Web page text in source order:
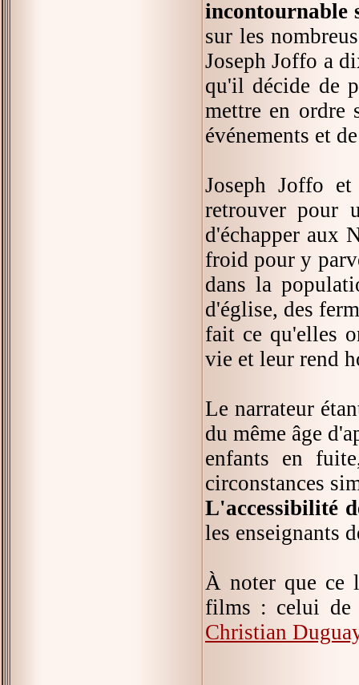
incontournable
sur les
Joseph Joffo a
qu'il décide de
mettre en ordre
événements et
Joseph Joffo
retrouver pour
d'échapper aux
froid pour y
dans la
d'église, des
fait ce qu'elles
vie et leur rend
Le narrateur
du même âge
enfants en
circonstances
L'accessibilité
les enseignants
À noter que ce
films : celui
Christian